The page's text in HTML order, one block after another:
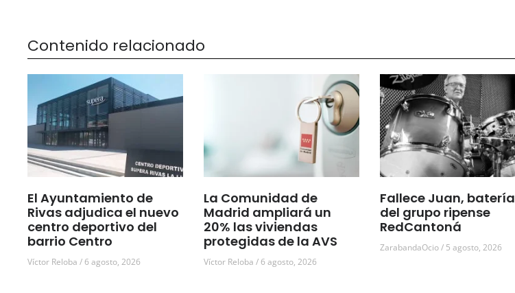
Contenido relacionado
El Ayuntamiento de
Rivas adjudica el nuevo
centro deportivo del
barrio Centro
Víctor Reloba 6 agosto, 2026
La Comunidad de
Madrid ampliará un
20% las viviendas
protegidas de la AVS
Víctor Reloba 6 agosto, 2026
Fallece Juan, batería
del grupo ripense
RedCantoná
ZarabandaOcio 5 agosto, 2026